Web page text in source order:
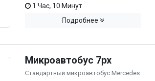
1 Час, 10 Минут
Подробнее
Микроавтобус 7px
Стандартный микроавтобус Mercedes